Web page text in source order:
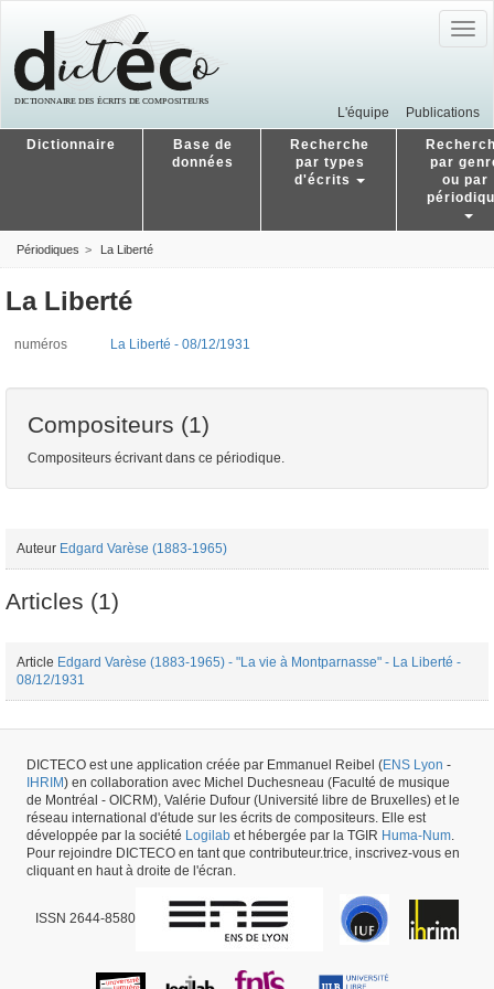
L'équipe Publications
Dictionnaire
Base de
données
Recherche
par types
d'écrits
par
ou par
Périodiques La Liberté
La Liberté
numéros La Liberté - 08/12/1931
Compositeurs (1)
Compositeurs écrivant dans ce périodique.
Auteur Edgard Varèse (1883-1965)
Articles (1)
Article Edgard Varèse (1883-1965) - "La vie à Montparnasse" - La Liberté -
08/12/1931
DICTECO est une application créée par Emmanuel Reibel (ENS Lyon -
IHRIM) en collaboration avec Michel Duchesneau (Faculté de musique
de Montréal - OICRM), Valérie Dufour (Université libre de Bruxelles) et le
réseau international d'étude sur les écrits de compositeurs. Elle est
développée par la société Logilab et hébergée par la TGIR Huma-Num
Pour rejoindre DICTECO en tant que contributeur.trice, inscrivez-vous en
cliquant en haut à droite de l'écran.
ISSN 2644-8580